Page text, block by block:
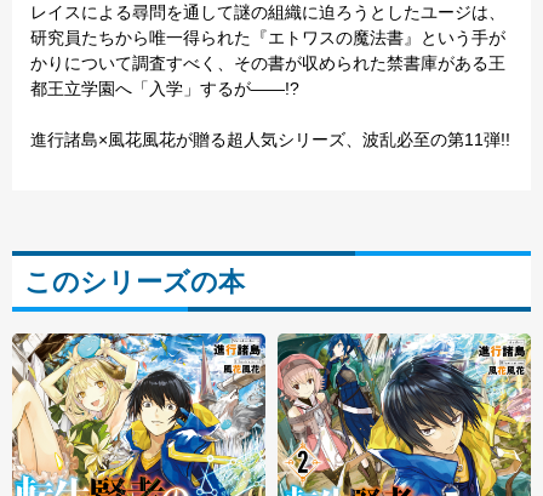
レイスによる尋問を通して謎の組織に迫ろうとしたユージは、
研究員たちから唯一得られた『エトワスの魔法書』という手が
かりについて調査すべく、その書が収められた禁書庫がある王
都王立学園へ「入学」するが――!?
進行諸島×風花風花が贈る超人気シリーズ、波乱必至の第11弾!!
このシリーズの本